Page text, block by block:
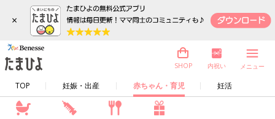
×
TOP 妊娠・出産 赤ちゃん・育児 妊活
SHOP 内祝い メニュー